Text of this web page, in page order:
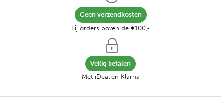
Geen verzendkosten
Bij orders boven de €100,-
Veilig betalen
Met iDeal en Klarna